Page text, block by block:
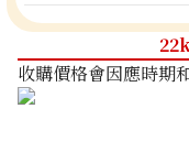
收購價格會因應時期